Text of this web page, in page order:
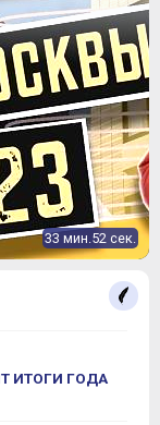
33 мин.52 сек.
ИТОГИ ГОДА